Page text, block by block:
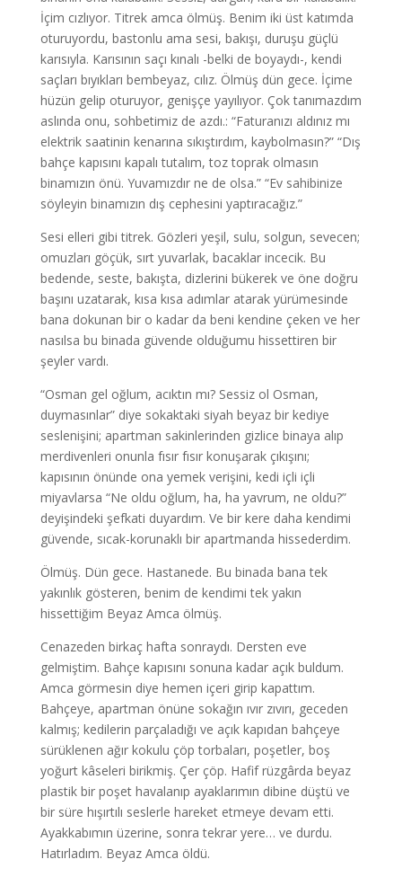
İçim cızlıyor. Titrek amca ölmüş. Benim iki üst katımda
oturuyordu, bastonlu ama sesi, bakışı, duruşu güçlü
karısıyla. Karısının saçı kınalı -belki de boyaydı-, kendi
saçları bıyıkları bembeyaz, cılız. Ölmüş dün gece. İçime
hüzün gelip oturuyor, genişçe yayılıyor. Çok tanımazdım
aslında onu, sohbetimiz de azdı.: “Faturanızı aldınız mı
elektrik saatinin kenarına sıkıştırdım, kaybolmasın?” “Dış
bahçe kapısını kapalı tutalım, toz toprak olmasın
binamızın önü. Yuvamızdır ne de olsa.” “Ev sahibinize
söyleyin binamızın dış cephesini yaptıracağız.”
Sesi elleri gibi titrek. Gözleri yeşil, sulu, solgun, sevecen;
omuzları göçük, sırt yuvarlak, bacaklar incecik. Bu
bedende, seste, bakışta, dizlerini bükerek ve öne doğru
başını uzatarak, kısa kısa adımlar atarak yürümesinde
bana dokunan bir o kadar da beni kendine çeken ve her
nasılsa bu binada güvende olduğumu hissettiren bir
şeyler vardı.
“Osman gel oğlum, acıktın mı? Sessiz ol Osman,
duymasınlar” diye sokaktaki siyah beyaz bir kediye
seslenişini; apartman sakinlerinden gizlice binaya alıp
merdivenleri onunla fısır fısır konuşarak çıkışını;
kapısının önünde ona yemek verişini, kedi içli içli
miyavlarsa “Ne oldu oğlum, ha, ha yavrum, ne oldu?”
deyişindeki şefkati duyardım. Ve bir kere daha kendimi
güvende, sıcak-korunaklı bir apartmanda hissederdim.
Ölmüş. Dün gece. Hastanede. Bu binada bana tek
yakınlık gösteren, benim de kendimi tek yakın
hissettiğim Beyaz Amca ölmüş.
Cenazeden birkaç hafta sonraydı. Dersten eve
gelmiştim. Bahçe kapısını sonuna kadar açık buldum.
Amca görmesin diye hemen içeri girip kapattım.
Bahçeye, apartman önüne sokağın ıvır zıvırı, geceden
kalmış; kedilerin parçaladığı ve açık kapıdan bahçeye
sürüklenen ağır kokulu çöp torbaları, poşetler, boş
yoğurt kâseleri birikmiş. Çer çöp. Hafif rüzgârda beyaz
plastik bir poşet havalanıp ayaklarımın dibine düştü ve
bir süre hışırtılı seslerle hareket etmeye devam etti.
Ayakkabımın üzerine, sonra tekrar yere… ve durdu.
Hatırladım. Beyaz Amca öldü.